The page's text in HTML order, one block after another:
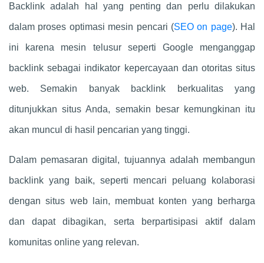
Backlink adalah hal yang penting dan perlu dilakukan
dalam proses optimasi mesin pencari (SEO on page). Hal
ini karena mesin telusur seperti Google menganggap
backlink sebagai indikator kepercayaan dan otoritas situs
web. Semakin banyak backlink berkualitas yang
ditunjukkan situs Anda, semakin besar kemungkinan itu
akan muncul di hasil pencarian yang tinggi.
Dalam pemasaran digital, tujuannya adalah membangun
backlink yang baik, seperti mencari peluang kolaborasi
dengan situs web lain, membuat konten yang berharga
dan dapat dibagikan, serta berpartisipasi aktif dalam
komunitas online yang relevan.